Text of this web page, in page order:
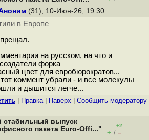
(31), 10-Июн-26, 19:30
в Европе
на русском, на что и
форка
цвет для евробюрократов...
коммент убрали - и все молекулы
и дышится легче...
Правка| Наверх Cообщить модератору
стабильный выпуск
пакета Euro-Offi..."
+2
+ / –